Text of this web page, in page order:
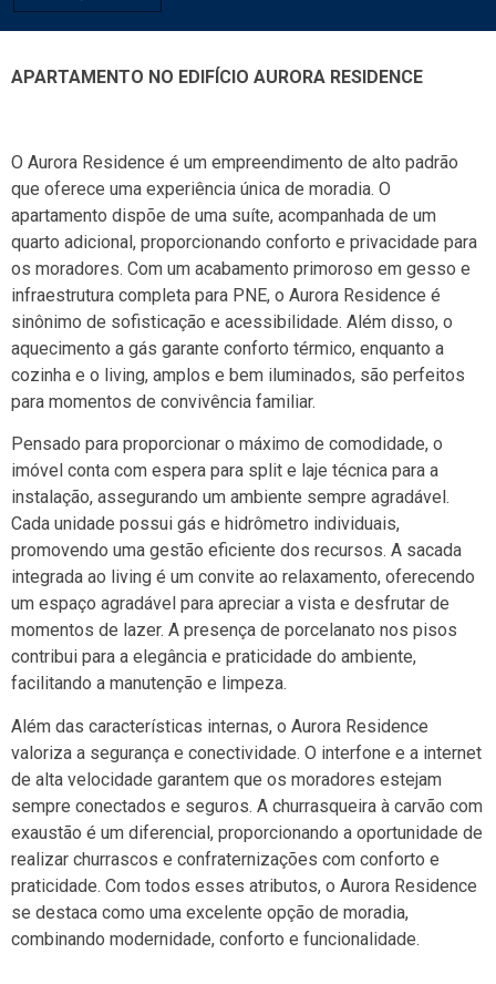
APARTAMENTO NO EDIFÍCIO AURORA RESIDENCE
O Aurora Residence é um empreendimento de alto padrão
que oferece uma experiência única de moradia. O
apartamento dispõe de uma suíte, acompanhada de um
quarto adicional, proporcionando conforto e privacidade para
os moradores. Com um acabamento primoroso em gesso e
infraestrutura completa para PNE, o Aurora Residence é
sinônimo de sofisticação e acessibilidade. Além disso, o
aquecimento a gás garante conforto térmico, enquanto a
cozinha e o living, amplos e bem iluminados, são perfeitos
para momentos de convivência familiar.
Pensado para proporcionar o máximo de comodidade, o
imóvel conta com espera para split e laje técnica para a
instalação, assegurando um ambiente sempre agradável.
Cada unidade possui gás e hidrômetro individuais,
promovendo uma gestão eficiente dos recursos. A sacada
integrada ao living é um convite ao relaxamento, oferecendo
um espaço agradável para apreciar a vista e desfrutar de
momentos de lazer. A presença de porcelanato nos pisos
contribui para a elegância e praticidade do ambiente,
facilitando a manutenção e limpeza.
Além das características internas, o Aurora Residence
valoriza a segurança e conectividade. O interfone e a internet
de alta velocidade garantem que os moradores estejam
sempre conectados e seguros. A churrasqueira à carvão com
exaustão é um diferencial, proporcionando a oportunidade de
realizar churrascos e confraternizações com conforto e
praticidade. Com todos esses atributos, o Aurora Residence
se destaca como uma excelente opção de moradia,
combinando modernidade, conforto e funcionalidade.